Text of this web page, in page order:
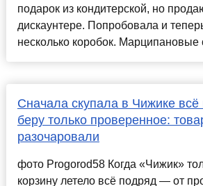
подарок из кондитерской, но
дискаунтере. Попробовала и
несколько коробок. Марципановые
Сначала скупала в Чижике всё
беру только проверенное:
разочаровали
фото Progorod58 Когда «Чижик»
корзину летело всё подряд — от